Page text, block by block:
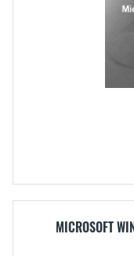
MICROSOFT